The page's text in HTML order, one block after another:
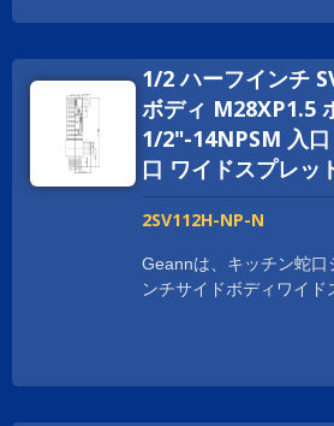
ディ広範囲のラフインバ
中の衛生認証を取得し
スを拡大するために、お
す。 スレッドサイズは
タマイズされており、1-
M28XP1.5などがありま
1/2 ハーフインチ
ボディ M28XP1.5
1/2"-14NPSM 入
口 ワイドスプレッ
2SV112H-NP-N
Geannは、キッチン蛇口
ンチサイドボディワイ
ディ広範囲のラフインバ